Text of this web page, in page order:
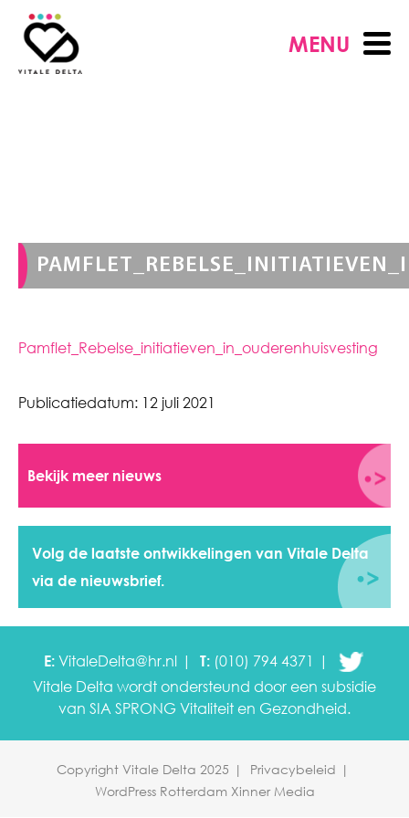
MENU
Pamflet_Rebelse_initiatieven_in_ouderenhuisvesting
Publicatiedatum: 12 juli 2021
Bekijk meer nieuws
Volg de laatste ontwikkelingen van Vitale Delta
via de nieuwsbrief.
E: VitaleDelta@hr.nl T: (010) 794 4371
Vitale Delta wordt ondersteund door een subsidie
van SIA SPRONG Vitaliteit en Gezondheid.
Copyright Vitale Delta 2025
Privacybeleid
WordPress Rotterdam Xinner Media